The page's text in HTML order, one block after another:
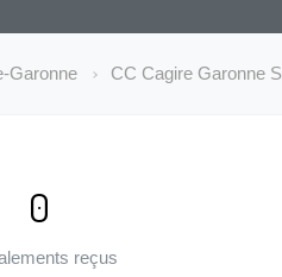
Garonne CC Cagire Garonne
0
reçus